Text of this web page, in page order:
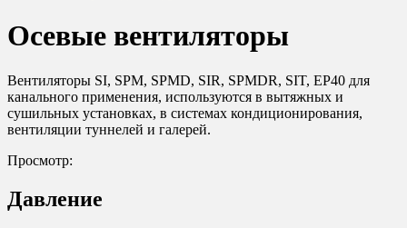
Осевые вентиляторы
Вентиляторы SI, SPM, SPMD, SIR, SPMDR, SIT, EP40 для
канального применения, используются в вытяжных и
сушильных установках, в системах кондиционирования,
вентиляции туннелей и галерей.
Просмотр:
Давление